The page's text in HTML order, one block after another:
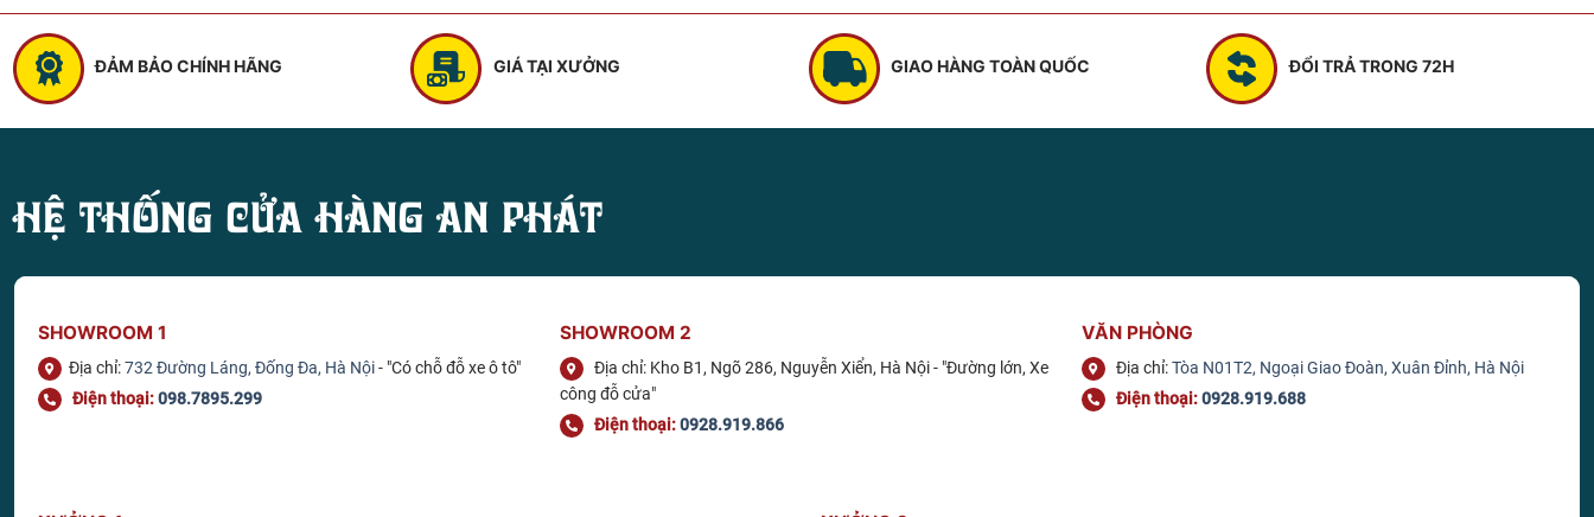
ĐẢM BẢO CHÍNH HÃNG GIÁ TẠI XƯỞNG GIAO HÀNG TOÀN QUỐC ĐỔI TRẢ TRONG 72H
HỆ THỐNG CỬA HÀNG AN PHÁT
SHOWROOM 1
Địa chỉ:732 Đường Láng, Đống Đa, Hà Nội- "Có chỗ đỗ xe ô tô"
Điện thoại:098.7895.299
SHOWROOM 2
Địa chỉ: Kho B1, Ngõ 286, Nguyễn Xiển, Hà Nội - "Đường lớn, Xe
công đỗ cửa"
Điện thoại:0928.919.866
VĂN PHÒNG
Địa chỉ:Tòa N01T2, Ngoại Giao Đoàn, Xuân Đỉnh, Hà Nội
Điện thoại:0928.919.688